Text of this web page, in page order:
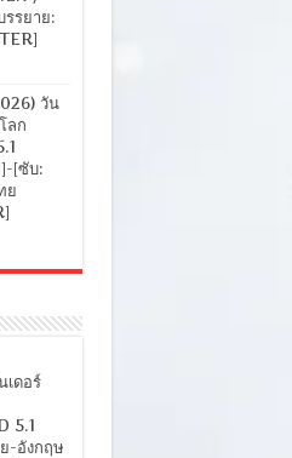
รยาย:
วัน
ลก
[ซับ:
ย
ดอร์
5.1
-อังกฤษ